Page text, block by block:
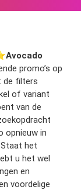
Avocado
promo’s op
de filters
of variant
van de
opnieuw in
het
u het wel
en
voordelige